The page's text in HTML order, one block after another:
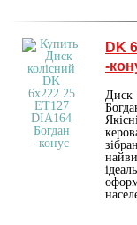
DK
-
Диск